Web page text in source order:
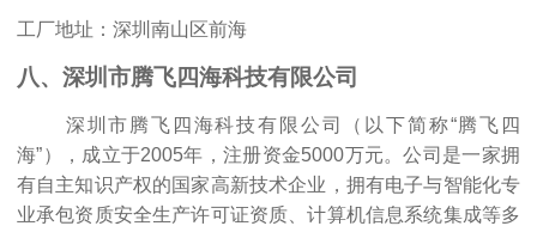
工厂地址：深圳南山区前海
八、深圳市腾飞四海科技有限公司
深圳市腾飞四海科技有限公司（以下简称“腾飞四
海”），成立于2005年，注册资金5000万元。公司是一家拥
有自主知识产权的国家高新技术企业，拥有电子与智能化专
业承包资质安全生产许可证资质、计算机信息系统集成等多